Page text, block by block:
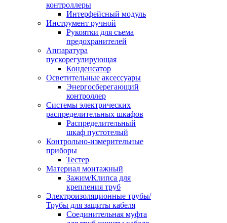
контроллеры
Интерфейсный модуль
Инструмент ручной
Рукоятки для съема
предохранителей
Аппаратура
пускорегулирующая
Конденсатор
Осветительные аксессуары
Энергосберегающий
контроллер
Системы электрических
распределительных шкафов
Распределительный
шкаф пустотелый
Контрольно-измерительные
приборы
Тестер
Материал монтажный
Зажим/Клипса для
крепления труб
Электроизоляционные трубы/
Трубы для защиты кабеля
Соединительная муфта